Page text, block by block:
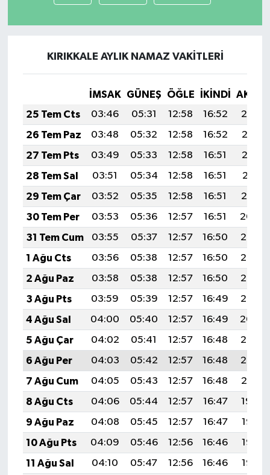
KIRIKKALE AYLIK NAMAZ VAKITLERI
İMSAK GÜNEŞ ÖĞLE İKINDI
25 Tem Cts
03:46 05:31 12:58 16:52
20:14
26 Tem Paz
03:48 05:32 12:58 16:52
20:13
27 Tem Pts
03:49 05:33 12:58 16:51
20:12
28 Tem Sal
03:51 05:34 12:58 16:51
20:11
29 Tem Çar
03:52 05:35 12:58 16:51
20:10
30 Tem Per
03:53 05:36 12:57 16:51
20:09
31 Tem Cum
03:55 05:37 12:57 16:50
20:08
1 Ağu Cts
03:56 05:38 12:57 16:50
20:07
2 Ağu Paz
03:58 05:38 12:57 16:50
20:06
3 Ağu Pts
03:59 05:39 12:57 16:49
20:05
4 Ağu Sal
04:00 05:40 12:57 16:49
20:04
5 Ağu Çar
04:02 05:41 12:57 16:48
20:03
6 Ağu Per
04:03 05:42 12:57 16:48
20:02
7 Ağu Cum
04:05 05:43 12:57 16:48
20:01
8 Ağu Cts
04:06 05:44 12:57 16:47
19:59
9 Ağu Paz
04:08 05:45 12:57 16:47
19:58
10 Ağu Pts
04:09 05:46 12:56 16:46
19:57
11 Ağu Sal
04:10 05:47 12:56 16:46
19:56